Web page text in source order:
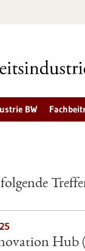
BW
Hub